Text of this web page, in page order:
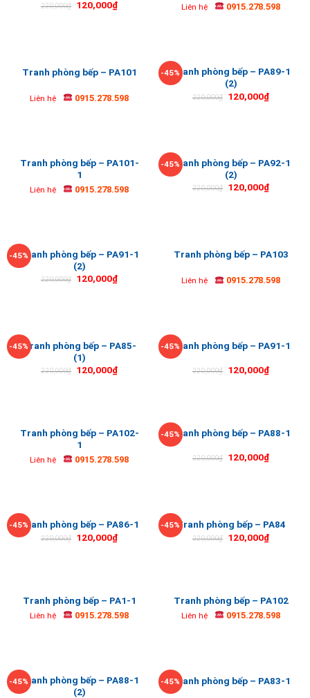
220,000₫ 120,000₫ Liên hệ 0915.278.598
Tranh phòng bếp – PA101
Liên hệ 0915.278.598
-45%Tranh phòng bếp – PA89-1
(2)
220,000₫ 120,000₫
Tranh phòng bếp – PA101-
1
Liên hệ 0915.278.598
-45%Tranh phòng bếp – PA92-1
(2)
220,000₫ 120,000₫
-45%Tranh phòng bếp – PA91-1
(2)
220,000₫ 120,000₫
Tranh phòng bếp – PA103
Liên hệ 0915.278.598
-45%Tranh phòng bếp – PA85-
(1)
220,000₫ 120,000₫
-45%Tranh phòng bếp – PA91-1
220,000₫ 120,000₫
Tranh phòng bếp – PA102-
1
Liên hệ 0915.278.598
-45%Tranh phòng bếp – PA88-1
220,000₫ 120,000₫
-45%Tranh phòng bếp – PA86-1
220,000₫ 120,000₫
-45%Tranh phòng bếp – PA84
220,000₫ 120,000₫
Tranh phòng bếp – PA1-1
Liên hệ 0915.278.598
Tranh phòng bếp – PA102
Liên hệ 0915.278.598
-45%Tranh phòng bếp – PA88-1
(2)
-45%Tranh phòng bếp – PA83-1